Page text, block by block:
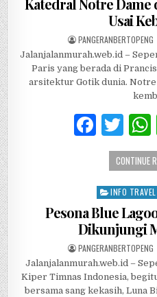
Katedral Notre Dame
Usai
AUTHOR:
PANGERANBERTOPENG
Jalanjalanmurah.web.id –
Paris yang berada di
arsitektur Gotik dunia.
F
a
c
e
b
o
o
k
T
w
it
te
r
CONTINUE
Posted in
INFO TRAVEL
Pesona Blue
Dikunjungi
AUTHOR:
PANGERANBERTOPENG
Jalanjalanmurah.web.id –
Kiper Timnas Indonesia,
bersama sang kekasih, Luna